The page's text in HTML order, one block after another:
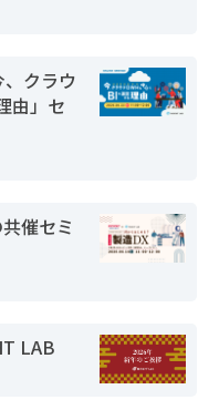
クラウ
由」セ
催セミ
LAB